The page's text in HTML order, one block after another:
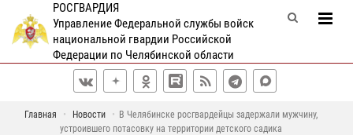
РОСГВАРДИЯ
Управление Федеральной службы войск
национальной гвардии Российской
Федерации по Челябинской области
Главная Новости
В Челябинске росгвардейцы задержали мужчину,
устроившего потасовку на территории детского садика